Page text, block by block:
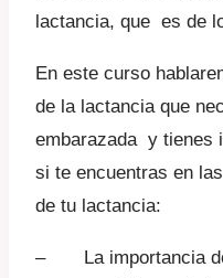
lactancia, que es de
En este curso
de la lactancia que
embarazada y tienes
si te encuentras en
de tu lactancia:
– La importancia de